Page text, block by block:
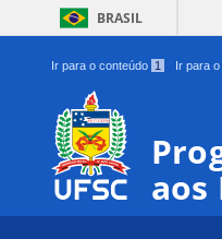
BRASIL
Ir para o conteúdo 1 Ir para
aos